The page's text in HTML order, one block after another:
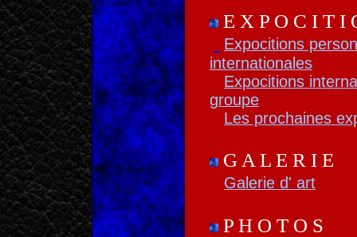
E X P O C I T I
Expocitions
internationales
Expocitions
groupe
Les prochaines
G A L E R I E
Galerie d' art
P H O T O S